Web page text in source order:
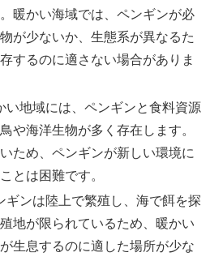
暖かい海域では、ペンギンが必
が少ないか、生態系が異なるた
するのに適さない場合がありま
い地域には、ペンギンと食料資源
や海洋生物が多く存在します。
ため、ペンギンが新しい環境に
とは困難です。
ギンは陸上で繁殖し、海で餌を探
地が限られているため、暖かい
生息するのに適した場所が少な